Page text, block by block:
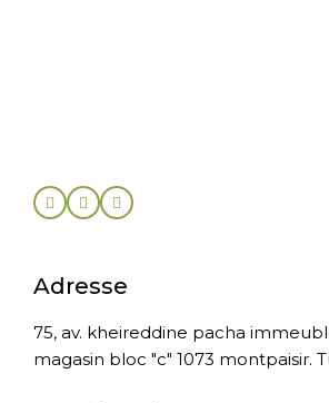
Adresse
75, av. kheireddine pacha
magasin bloc "c" 1073 montpaisir.